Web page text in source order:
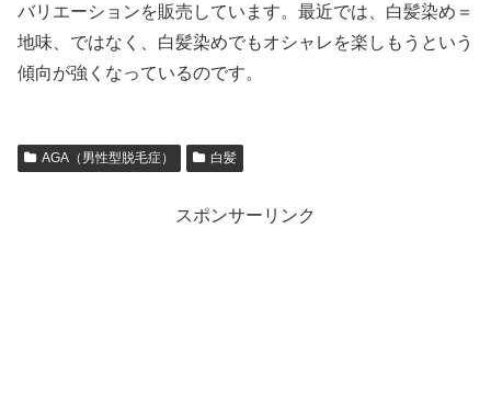
バリエーションを販売しています。最近では、白髪染め＝
地味、ではなく、白髪染めでもオシャレを楽しもうという
傾向が強くなっているのです。
AGA（男性型脱毛症） 白髪
スポンサーリンク